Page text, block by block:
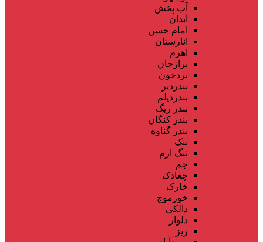
آب پخش
آبدان
امام حسن
انارستان
اهرم
برازجان
بردخون
بندردیر
بندردیلم
بندر ریگ
بندر کنگان
بندر گناوه
بنک
تنگ ارم
جم
چغادک
خارک
خورموج
دالکی
دلوار
ریز